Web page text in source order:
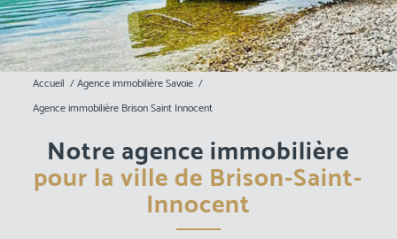
Accueil /Agence immobilière Savoie /
Agence immobilière Brison Saint Innocent
Notre agence immobilière
pour la ville de Brison-Saint-
Innocent